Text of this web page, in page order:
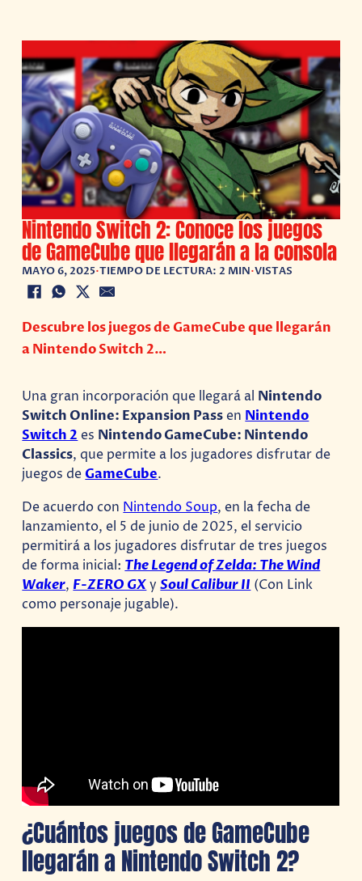
Nintendo Switch 2: Conoce los juegos
de GameCube que llegarán a la consola
MAYO 6, 2025•TIEMPO DE LECTURA: 2 MIN•VISTAS
Descubre los juegos de GameCube que llegarán
a Nintendo Switch 2…
Una gran incorporación que llegará al Nintendo
Switch Online: Expansion PassenNintendo
Switch 2es Nintendo GameCube: Nintendo
Classics, que permite a los jugadores disfrutar de
juegos deGameCube.
De acuerdo con Nintendo Soup, en la fecha de
lanzamiento, el 5 de junio de 2025, el servicio
permitirá a los jugadores disfrutar de tres juegos
de forma inicial: The Legend of Zelda: The Wind
Waker, F-ZERO GXySoul Calibur II (Con Link
como personaje jugable).
¿Cuántos juegos de GameCube
llegarán a Nintendo Switch 2?